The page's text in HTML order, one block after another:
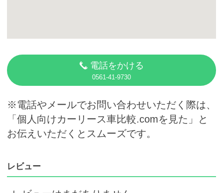
電話をかける
0561-41-9730
※電話やメールでお問い合わせいただく際は、
「個人向けカーリース車比較.comを見た」と
お伝えいただくとスムーズです。
レビュー